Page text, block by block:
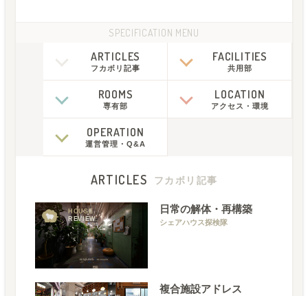
SPECIFICATION MENU
ARTICLES
フカボリ記事
FACILITIES
共用部
ROOMS
専有部
LOCATION
アクセス ・環境
OPERATION
運営管理 ・Q&A
ARTICLES フカボリ記事
HOUSE
REVIEW
日常の解体・再構築
シェアハウス探検隊
複合施設アドレス